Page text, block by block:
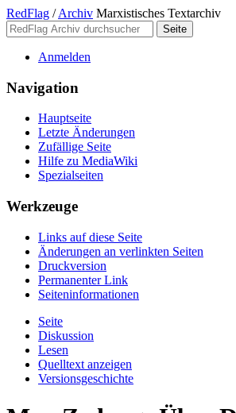
RedFlag / Archiv Marxistisches Textarchiv
Anmelden
Navigation
Hauptseite
Letzte Änderungen
Zufällige Seite
Hilfe zu MediaWiki
Spezialseiten
Werkzeuge
Links auf diese Seite
Änderungen an verlinkten Seiten
Druckversion
Permanenter Link
Seiten­­informationen
Seite
Diskussion
Lesen
Quelltext anzeigen
Versionsgeschichte